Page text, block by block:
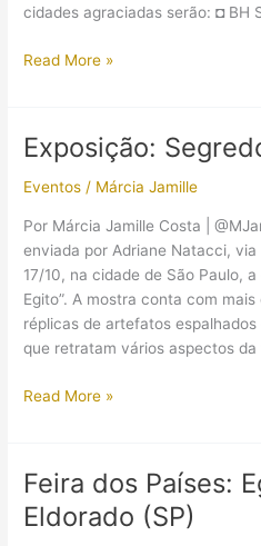
cidades agraciadas serão: ◘ BH
Exposição
está
agora
Brasília
Read More »
Exposição:
Eventos / Márcia Jamille
Por Márcia Jamille Costa |
enviada por Adriane Natacci,
17/10, na cidade de São Paulo,
Egito”. A mostra conta com
réplicas de artefatos
que retratam vários aspectos da
Exposição:
(SP)
Read More »
Feira dos Países:
Eldorado (SP)